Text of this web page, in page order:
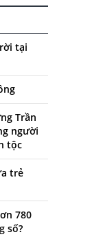
tại
Trần
người
tộc
trẻ
780
số?